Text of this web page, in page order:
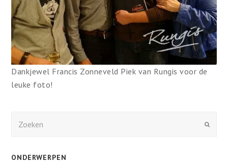
Dankjewel Francis Zonneveld Piek van Rungis voor de
leuke foto!
ONDERWERPEN